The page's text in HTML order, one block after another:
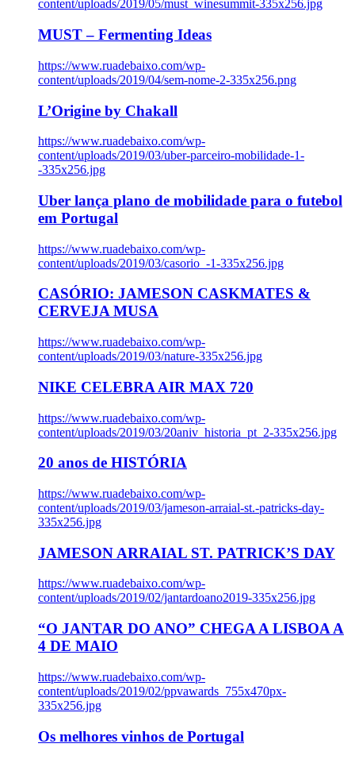
content/uploads/2019/05/must_winesummit-335x256.jpg
MUST – Fermenting Ideas
https://www.ruadebaixo.com/wp-
content/uploads/2019/04/sem-nome-2-335x256.png
L’Origine by Chakall
https://www.ruadebaixo.com/wp-
content/uploads/2019/03/uber-parceiro-mobilidade-1-
-335x256.jpg
Uber lança plano de mobilidade para o futebol
em Portugal
https://www.ruadebaixo.com/wp-
content/uploads/2019/03/casorio_-1-335x256.jpg
CASÓRIO: JAMESON CASKMATES &
CERVEJA MUSA
https://www.ruadebaixo.com/wp-
content/uploads/2019/03/nature-335x256.jpg
NIKE CELEBRA AIR MAX 720
https://www.ruadebaixo.com/wp-
content/uploads/2019/03/20aniv_historia_pt_2-335x256.jpg
20 anos de HISTÓRIA
https://www.ruadebaixo.com/wp-
content/uploads/2019/03/jameson-arraial-st.-patricks-day-
335x256.jpg
JAMESON ARRAIAL ST. PATRICK’S DAY
https://www.ruadebaixo.com/wp-
content/uploads/2019/02/jantardoano2019-335x256.jpg
“O JANTAR DO ANO” CHEGA A LISBOA A
4 DE MAIO
https://www.ruadebaixo.com/wp-
content/uploads/2019/02/ppvawards_755x470px-
335x256.jpg
Os melhores vinhos de Portugal